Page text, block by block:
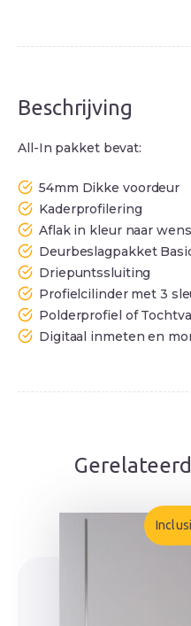
Beschrijving
All-In pakket bevat:
54mm Dikke voordeur
Kaderprofilering
Aflak in kleur naar wens
Deurbeslagpakket
Driepuntssluiting
Profielcilinder met 3
Polderprofiel of
Digitaal inmeten en